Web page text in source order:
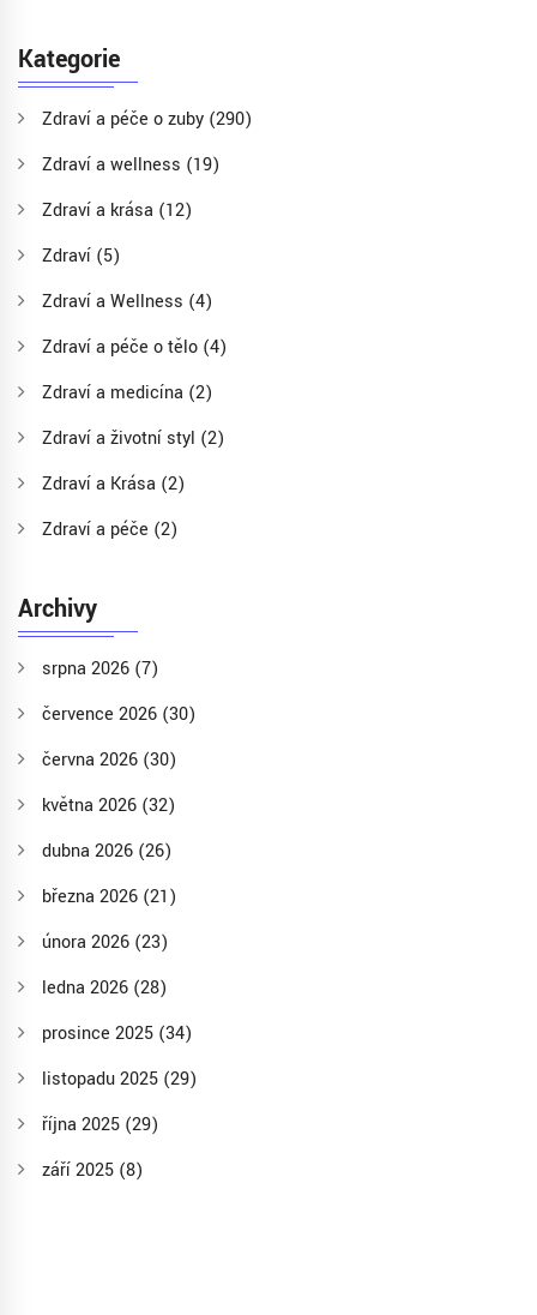
Kategorie
Zdraví a péče o zuby (290)
Zdraví a wellness (19)
Zdraví a krása (12)
Zdraví (5)
Zdraví a Wellness (4)
Zdraví a péče o tělo (4)
Zdraví a medicína (2)
Zdraví a životní styl (2)
Zdraví a Krása (2)
Zdraví a péče (2)
Archivy
srpna 2026 (7)
července 2026 (30)
června 2026 (30)
května 2026 (32)
dubna 2026 (26)
března 2026 (21)
února 2026 (23)
ledna 2026 (28)
prosince 2025 (34)
listopadu 2025 (29)
října 2025 (29)
září 2025 (8)